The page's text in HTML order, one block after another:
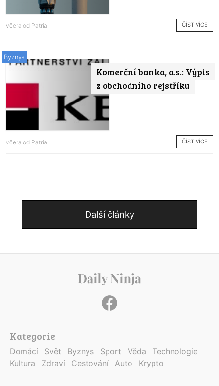
včera od Patria ČÍST VÍCE
Komerční banka, a.s.: Výpis
z obchodního rejstříku
Byznys
včera od Patria ČÍST VÍCE
Další články
Kategorie
Domácí Svět Byznys Sport Věda
Technologie
Kultura
Zdraví Cestování Auto Krypto